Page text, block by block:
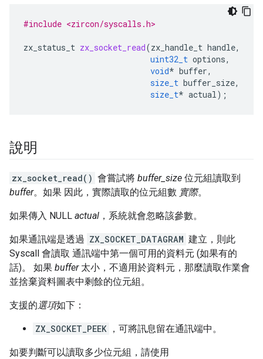
#include <zircon/syscalls.h>
zx_status_t zx_socket_read(zx_handle_t handle,
uint32_t options,
void* buffer,
size_t buffer_size,
size_t* actual);
說明
zx_socket_read() 會嘗試將 buffer_size 位元組讀取到
buffer。如果 因此，實際讀取的位元組數 實際。
如果傳入 NULL actual ，系統就會忽略該參數。
如果通訊端是透過 ZX_SOCKET_DATAGRAM 建立，則此
Syscall 會讀取 通訊端中第一個可用的資料元 (如果有的
話)。 如果 buffer太小，不適用於資料元，那麼讀取作業會
並捨棄資料圖表中剩餘的位元組。
支援的選項如下：
ZX_SOCKET_PEEK ，可將訊息留在通訊端中。
如要判斷可以讀取多少位元組，請使用